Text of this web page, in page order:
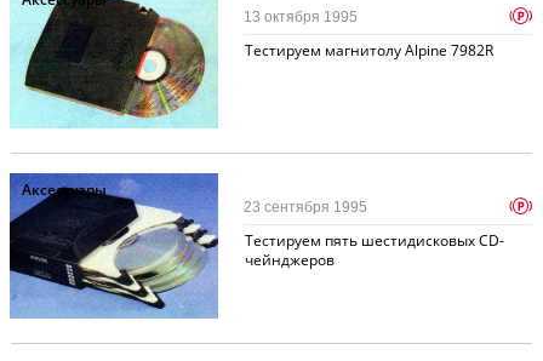
Тестируем магнитолу Alpine 7982R
13 октября 1995 p
Аксессуары
Тестируем пять шестидисковых CD-
чейнджеров
23 сентября 1995 p